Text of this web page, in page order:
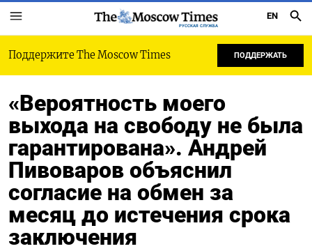
РУССКАЯ СЛУЖБА
EN
Поддержите The Moscow Times ПОДДЕРЖАТЬ
«Вероятность моего
выхода на свободу не была
гарантирована». Андрей
Пивоваров объяснил
согласие на обмен за
месяц до истечения срока
заключения